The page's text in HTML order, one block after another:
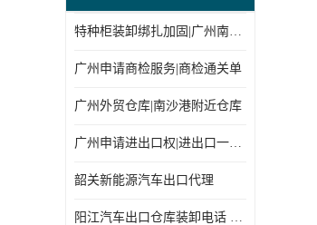
特种柜装卸绑扎加固|广州南沙仓库装卸
广州申请商检服务|商检通关单
广州外贸仓库|南沙港附近仓库
广州申请进出口权|进出口一站式
韶关新能源汽车出口代理
阳江汽车出口仓库装卸电话 经验丰富